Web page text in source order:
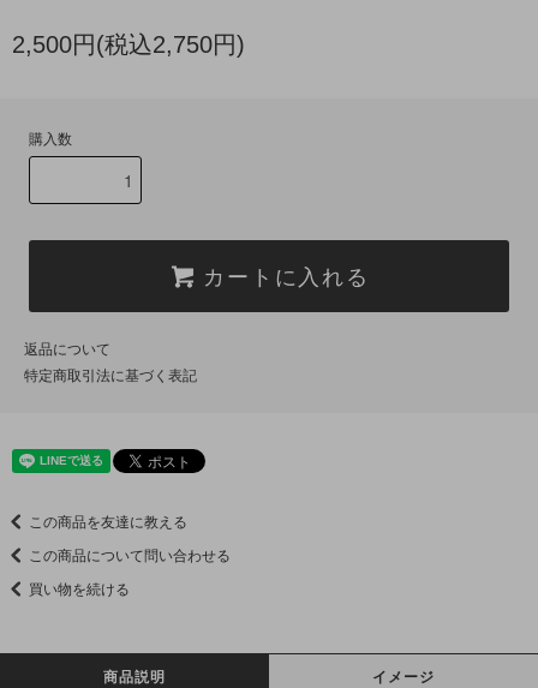
2,500円(税込2,750円)
購入数
カートに入れる
返品について
特定商取引法に基づく表記
この商品を友達に教える
この商品について問い合わせる
買い物を続ける
商品説明 イメージ